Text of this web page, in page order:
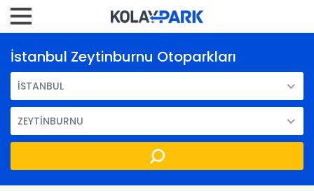
İstanbul Zeytinburnu Otoparkları
İSTANBUL
ZEYTİNBURNU